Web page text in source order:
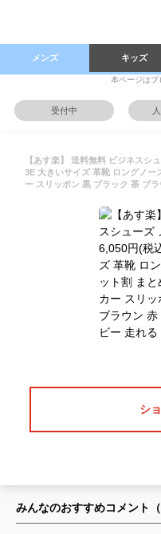
メンズ キッズ
本ページはプ
受付中
【あす楽】 送料無料 ビジネスシ
3E 大きいサイズ 革靴 ロングノー
ー スリッポン 黒 ブラック 茶 ブ
シ
みんなのおすすめコメント